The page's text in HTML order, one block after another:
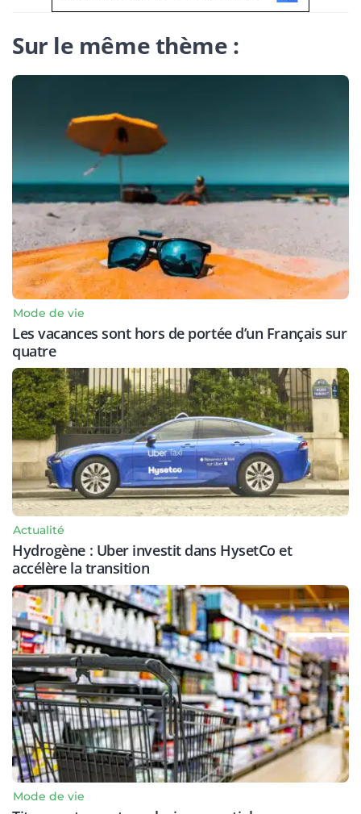
Sur le même thème :
Mode de vie
Les vacances sont hors de portée d’un Français sur
quatre
Actualité
Hydrogène : Uber investit dans HysetCo et
accélère la transition
Mode de vie